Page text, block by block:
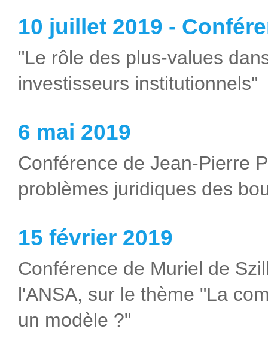
10 juillet 2019 -
"Le rôle des plus-values
investisseurs institutionnels"
6 mai 2019
Conférence de Jean-Pierre
problèmes juridiques des
15 février 2019
Conférence de Muriel de
l'ANSA, sur le thème "La
un modèle ?"